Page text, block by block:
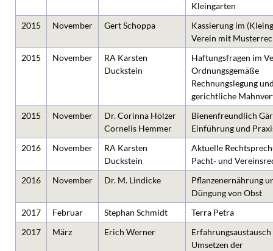
Kleingarten
2015
November Gert Schoppa
Kassierung im
Verein mit
2015
November
RA Karsten
Duckstein
Haftungsfragen im
Ordnungsgemäße
Rechnungslegung
gerichtliche
2015
November
Dr. Corinna Hölzer
Cornelis Hemmer
Bienenfreundlich
Einführung und
2016
November
RA Karsten
Duckstein
Aktuelle
Pacht‐ und
2016
November Dr. M. Lindicke
Pflanzenernährung
Düngung von Obst
2017
Februar Stephan Schmidt
Terra Petra
2017
März Erich Werner
Umsetzen der